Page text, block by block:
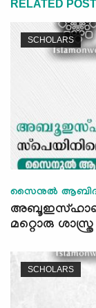
RELATED
SCHOLARS
സൈനുൽ ആബിദ്
അബൂഇസ്ഹാഖ്
മറ്റൊരു ശാസ്ത്ര
SCHOLARS